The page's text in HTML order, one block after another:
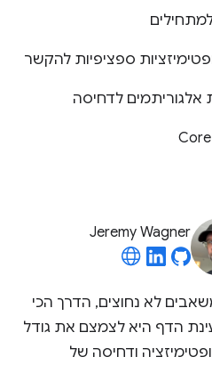
ספציפיות להקשר
לדחיסה
Jeremy Wagner
לא נחוצים, הדרך הכי
היא לצמצם את גודל
ודחיסה של